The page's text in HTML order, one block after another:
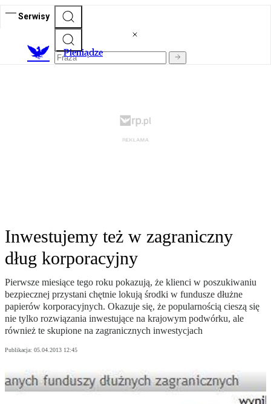
Serwisy
Pieniądze
Inwestujemy też w zagraniczny
dług korporacyjny
Pierwsze miesiące tego roku pokazują, że klienci w poszukiwaniu
bezpiecznej przystani chętnie lokują środki w fundusze dłużne
papierów korporacyjnych. Okazuje się, że popularnością cieszą się
nie tylko rozwiązania inwestujące na krajowym podwórku, ale
również te skupione na zagranicznych inwestycjach
Publikacja: 05.04.2013 12:45